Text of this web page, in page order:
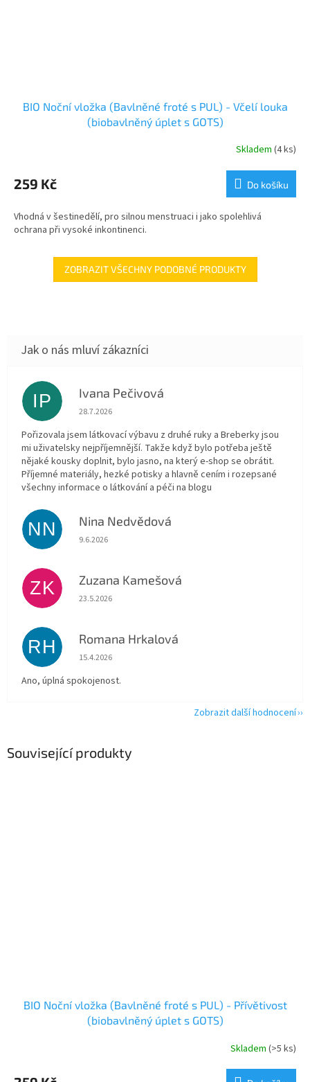
Související produkty
BIO Noční vložka (Bavlněné froté s PUL) - Přívětivost
(biobavlněný úplet s GOTS)
Skladem (>5 ks)
BIO Noční vložka (Bavlněné froté s PUL) - Včelí louka
(biobavlněný úplet s GOTS)
Skladem (4 ks)
259 Kč Do košíku
Vhodná v šestinedělí, pro silnou menstruaci i jako spolehlivá
ochrana při vysoké inkontinenci.
ZOBRAZIT VŠECHNY PODOBNÉ PRODUKTY
IP Ivana Pečivová
Hodnocení obchodu je 5 z 5 hvězdiček.
28.7.2026
Pořizovala jsem látkovací výbavu z druhé ruky a Breberky jsou
mi uživatelsky nejpříjemnější. Takže když bylo potřeba ještě
nějaké kousky doplnit, bylo jasno, na který e-shop se obrátit.
Příjemné materiály, hezké potisky a hlavně cením i rozepsané
všechny informace o látkování a péči na blogu
NN Nina Nedvědová
Hodnocení obchodu je 5 z 5 hvězdiček.
9.6.2026
ZK Zuzana Kamešová
Hodnocení obchodu je 5 z 5 hvězdiček.
23.5.2026
RH Romana Hrkalová
Hodnocení obchodu je 5 z 5 hvězdiček.
15.4.2026
Ano, úplná spokojenost.
Zobrazit další hodnocení